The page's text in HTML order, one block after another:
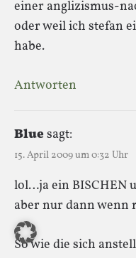
einer anglizismus-
oder weil ich stefan
habe.
Antworten
Bluesagt:
15. April 2009 um 0:32 Uhr
lol…ja ein BISCHEN
aber nur dann wenn
So wie die sich